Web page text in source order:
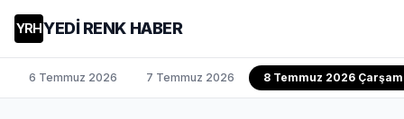
YRHYEDİ RENK HABER
6 Temmuz 2026 7 Temmuz 2026 8 Temmuz 2026